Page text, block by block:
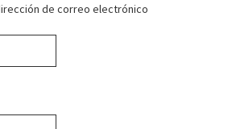
de correo electrónico